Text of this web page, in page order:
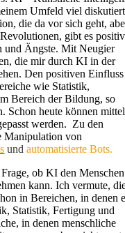
Umfeld viel
die da vor sich geht,
gibt es
und Ängste. Mit Neugier
die mir durch KI in der
Den positiven Einfluss
wie Statistik,
Bereich der Bildung, so
Schon heute können
werden. Zu den
Manipulation von
und automatisierte Bots.
ob KI den Menschen
kann. Ich vermute,
in Bereichen, in denen
Statistik, Fertigung und
in denen menschliche